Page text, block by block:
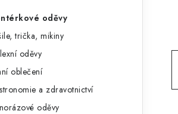
oděvy
trička, mikiny
oděvy
oblečení
a zdravotnictví
oděvy